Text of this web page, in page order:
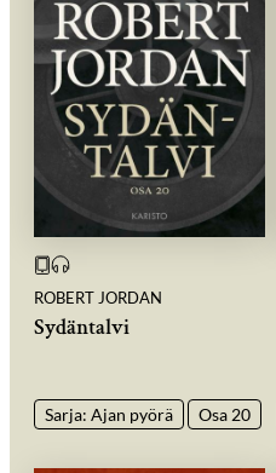
ROBERT JORDAN
Sydäntalvi
Sarja: Ajan pyörä Osa 20